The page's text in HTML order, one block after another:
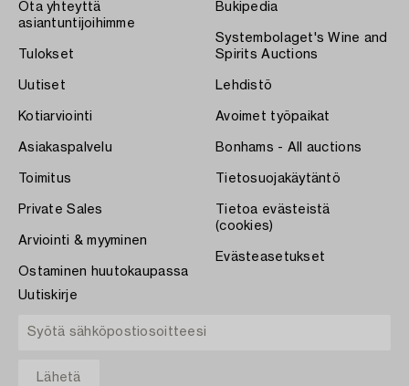
Ota yhteyttä
asiantuntijoihimme
Tulokset
Uutiset
Kotiarviointi
Asiakaspalvelu
Toimitus
Private Sales
Arviointi & myyminen
Ostaminen huutokaupassa
Bukipedia
Systembolaget's Wine and
Spirits Auctions
Lehdistö
Avoimet työpaikat
Bonhams - All auctions
Tietosuojakäytäntö
Tietoa evästeistä
(cookies)
Evästeasetukset
Uutiskirje